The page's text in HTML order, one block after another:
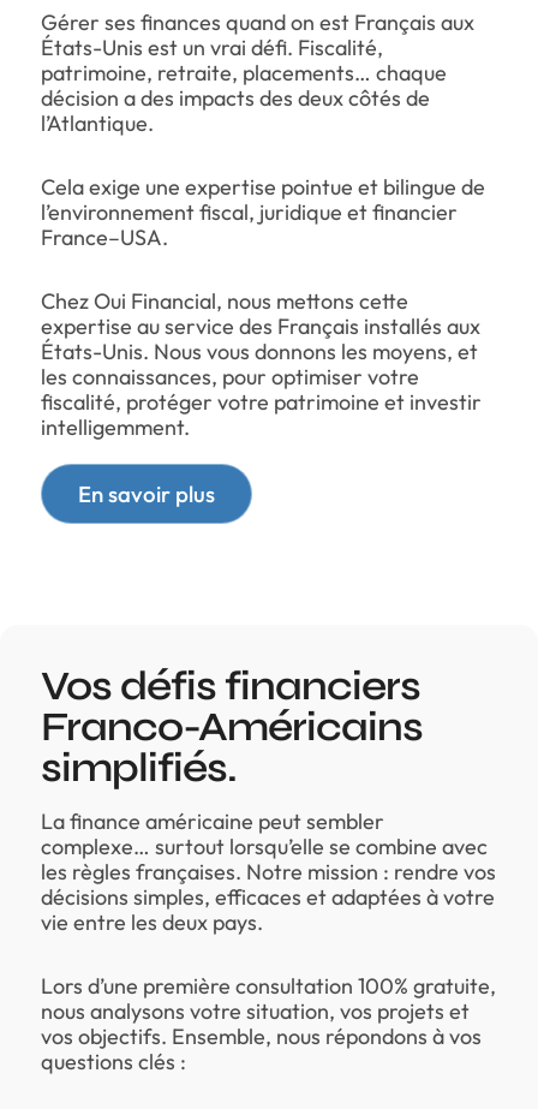
Gérer ses finances quand on est Français aux
États-Unis est un vrai défi. Fiscalité,
patrimoine, retraite, placements… chaque
décision a des impacts des deux côtés de
l’Atlantique.
Cela exige une expertise pointue et bilingue de
l’environnement fiscal, juridique et financier
France–USA.
Chez Oui Financial, nous mettons cette
expertise au service des Français installés aux
États-Unis. Nous vous donnons les moyens, et
les connaissances, pour optimiser votre
fiscalité, protéger votre patrimoine et investir
intelligemment.
En savoir plus
Vos défis financiers
Franco-Américains
simplifiés.
La finance américaine peut sembler
complexe… surtout lorsqu’elle se combine avec
les règles françaises. Notre mission : rendre vos
décisions simples, efficaces et adaptées à votre
vie entre les deux pays.
Lors d’une première consultation 100% gratuite,
nous analysons votre situation, vos projets et
vos objectifs. Ensemble, nous répondons à vos
questions clés :